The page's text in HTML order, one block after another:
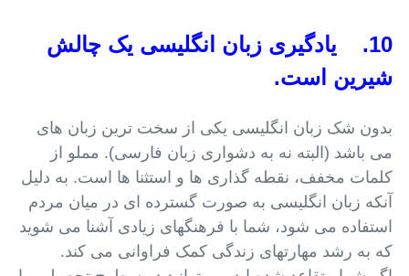
10. یادگیری زبان انگلیسی یک چالش
شیرین است.
بدون شک زبان انگلیسی یکی از سخت ترین زبان های
می باشد (البته نه به دشواری زبان فارسی). مملو از
کلمات مخفف، نقطه گذاری ها و استثنا ها است. به دلیل
آنکه زبان انگلیسی به صورت گسترده ای در میان مردم
استفاده می شود، شما با فرهنگهای زیادی آشنا می شوید
که به رشد مهارتهای زندگی کمک فراوانی می کند.